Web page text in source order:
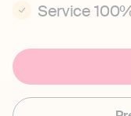
Service